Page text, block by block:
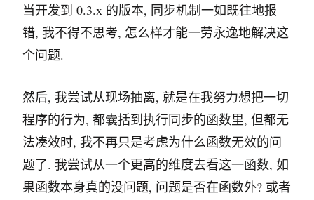
当开发到 0.3.x 的版本, 同步机制一如既往地报
错, 我不得不思考, 怎么样才能一劳永逸地解决这
个问题.
然后, 我尝试从现场抽离, 就是在我努力想把一切
程序的行为, 都囊括到执行同步的函数里, 但都无
法凑效时, 我不再只是考虑为什么函数无效的问
题了. 我尝试从一个更高的维度去看这一函数, 如
果函数本身真的没问题, 问题是否在函数外? 或者